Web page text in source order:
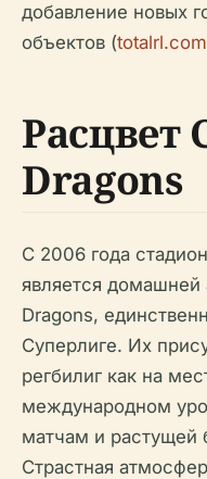
добавление новых
объектов (totalrl.com
Расцвет
Dragons
С 2006 года
является домашней
Dragons,
Суперлиге. Их
регбилиг как на
международном
матчам и растущей
Страстная